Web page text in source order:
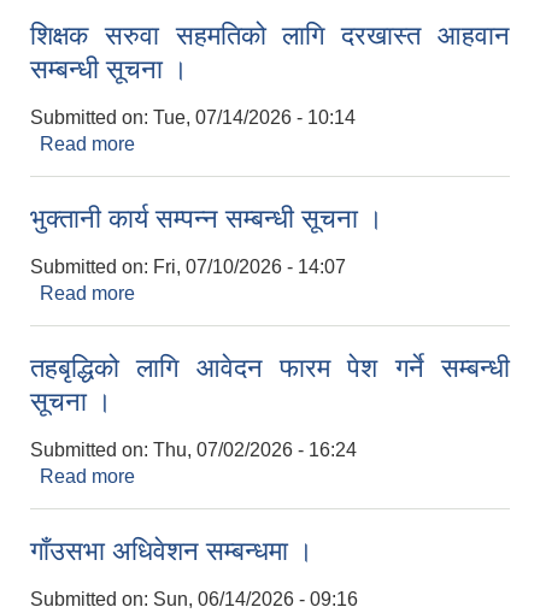
शिक्षक सरुवा सहमतिको लागि दरखास्त आहवान
सम्बन्धी सूचना ।
Submitted on: Tue, 07/14/2026 - 10:14
Read more
भुक्तानी कार्य सम्पन्न सम्बन्धी सूचना ।
Submitted on: Fri, 07/10/2026 - 14:07
Read more
तहबृद्धिको लागि आवेदन फारम पेश गर्ने सम्बन्धी
सूचना ।
Submitted on: Thu, 07/02/2026 - 16:24
Read more
गाँउसभा अधिवेशन सम्बन्धमा ।
Submitted on: Sun, 06/14/2026 - 09:16